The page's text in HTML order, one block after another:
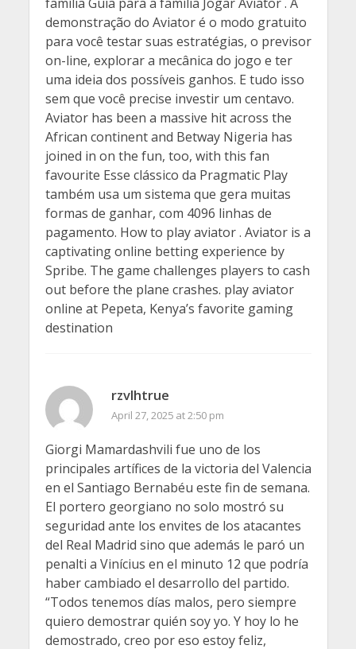
demonstração do Aviator é o modo gratuito
para você testar suas estratégias, o previsor
on-line, explorar a mecânica do jogo e ter
uma ideia dos possíveis ganhos. E tudo isso
sem que você precise investir um centavo.
Aviator has been a massive hit across the
African continent and Betway Nigeria has
joined in on the fun, too, with this fan
favourite Esse clássico da Pragmatic Play
também usa um sistema que gera muitas
formas de ganhar, com 4096 linhas de
pagamento. How to play aviator . Aviator is a
captivating online betting experience by
Spribe. The game challenges players to cash
out before the plane crashes. play aviator
online at Pepeta, Kenya’s favorite gaming
destination
rzvlhtrue
April 27, 2025 at 2:50 pm
Giorgi Mamardashvili fue uno de los
principales artífices de la victoria del Valencia
en el Santiago Bernabéu este fin de semana.
El portero georgiano no solo mostró su
seguridad ante los envites de los atacantes
del Real Madrid sino que además le paró un
penalti a Vinícius en el minuto 12 que podría
haber cambiado el desarrollo del partido.
“Todos tenemos días malos, pero siempre
quiero demostrar quién soy yo. Y hoy lo he
demostrado, creo por eso estoy feliz,